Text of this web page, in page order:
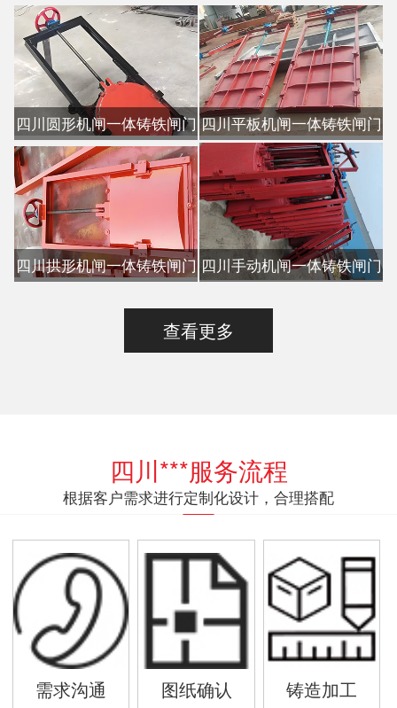
四川圆形机闸一体铸铁闸门 四川平板机闸一体铸铁闸门
四川拱形机闸一体铸铁闸门 四川手动机闸一体铸铁闸门
查看更多
四川***服务流程
根据客户需求进行定制化设计，合理搭配
需求沟通 图纸确认 铸造加工